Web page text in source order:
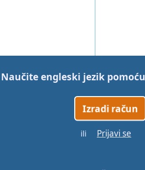
Naučite engleski jezik pomoću
Izradi račun
ili Prijavi se